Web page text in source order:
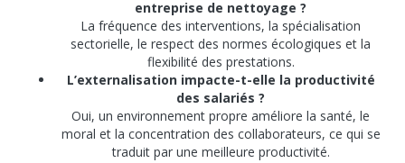
entreprise de nettoyage ?
La fréquence des interventions, la spécialisation
sectorielle, le respect des normes écologiques et la
flexibilité des prestations.
L’externalisation impacte-t-elle la productivité
des salariés ?
Oui, un environnement propre améliore la santé, le
moral et la concentration des collaborateurs, ce qui se
traduit par une meilleure productivité.